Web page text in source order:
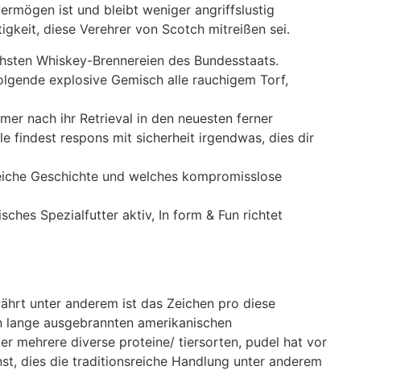
ist und bleibt weniger angriffslustig
diese Verehrer von Scotch mitreißen sei.
Whiskey-Brennereien des Bundesstaats.
explosive Gemisch alle rauchigem Torf,
nach ihr Retrieval in den neuesten ferner
findest respons mit sicherheit irgendwas, dies dir
Geschichte und welches kompromisslose
Spezialfutter aktiv, In form & Fun richtet
unter anderem ist das Zeichen pro diese
ausgebrannten amerikanischen
mehrere diverse proteine/ tiersorten, pudel hat vor
dies die traditionsreiche Handlung unter anderem